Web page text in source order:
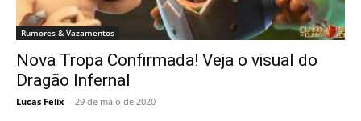
Rumores & Vazamentos
Nova Tropa Confirmada! Veja o visual do
Dragão Infernal
Lucas Felix - 29 de maio de 2020